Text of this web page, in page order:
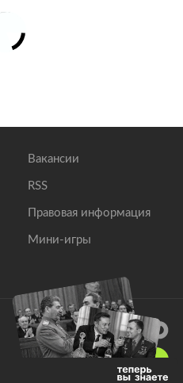
Вакансии
RSS
Правовая информация
Мини-игры